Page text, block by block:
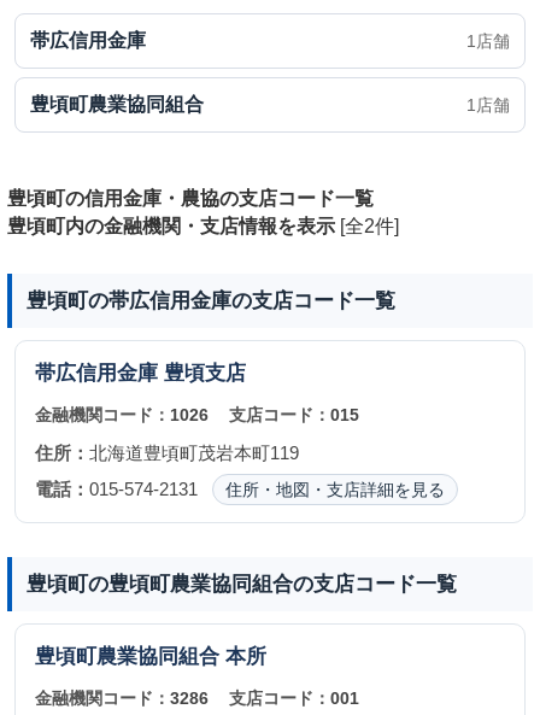
帯広信用金庫 1店舗
豊頃町農業協同組合 1店舗
豊頃町の信用金庫・農協の支店コード一覧
豊頃町内の金融機関・支店情報を表示 [全2件]
豊頃町の帯広信用金庫の支店コード一覧
帯広信用金庫 豊頃支店
金融機関コード： 1026 支店コード：015
住所： 北海道豊頃町茂岩本町119
電話： 015-574-2131 住所・地図・支店詳細を見る
豊頃町の豊頃町農業協同組合の支店コード一覧
豊頃町農業協同組合 本所
金融機関コード： 3286 支店コード：001